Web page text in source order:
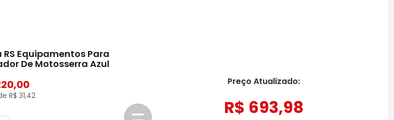
RS Equipamentos Para
De Motosserra Azul
R$ 31,42
Preço Atualizado:
R$ 693,98